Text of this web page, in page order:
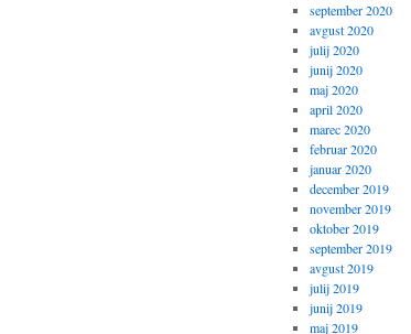
september 2020
avgust 2020
julij 2020
junij 2020
maj 2020
april 2020
marec 2020
februar 2020
januar 2020
december 2019
november 2019
oktober 2019
september 2019
avgust 2019
julij 2019
junij 2019
maj 2019